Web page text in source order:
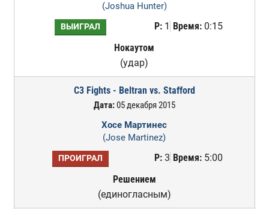
(Joshua Hunter)
ВЫИГРАЛ Р:1 Время:0:15
Нокаутом
(удар)
C3 Fights - Beltran vs. Stafford
Дата:05 декабря 2015
Хосе Мартинес
(Jose Martinez)
ПРОИГРАЛ Р:3 Время:5:00
Решением
(единогласным)